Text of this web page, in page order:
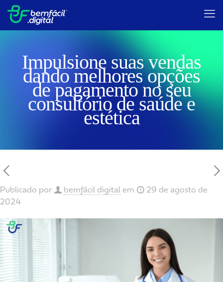
Impulsione suas vendas
dando melhores opções
de pagamento no seu
consultório de saúde e
estética
Publicado por bemfácil digital em
29 de agosto de
2024